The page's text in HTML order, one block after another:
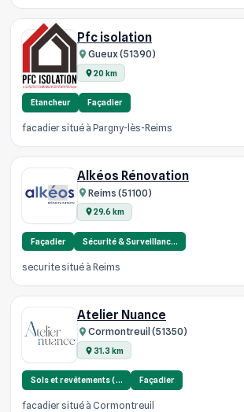
Pfc isolation
Gueux (51390)
20 km
Etancheur Façadier
facadier situé à Pargny-lès-Reims
Alkéos Rénovation
Reims (51100)
29.6 km
Façadier Sécurité & Surveillanc…
securite situé à Reims
Atelier Nuance
Cormontreuil (51350)
31.3 km
Sols et revêtements (… Façadier
facadier situé à Cormontreuil